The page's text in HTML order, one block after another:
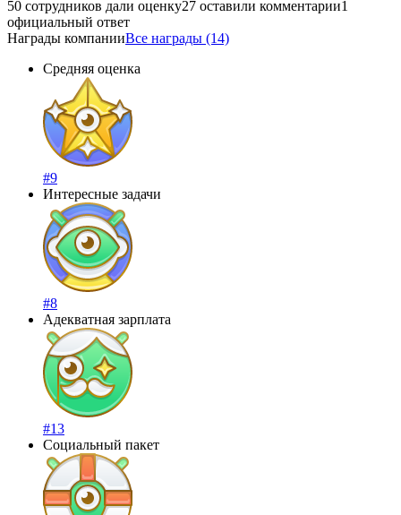
50 сотрудников дали оценку27 оставили комментарии1
официальный ответ
Награды компанииВсе награды (14)
Средняя оценка
#9
Интересные задачи
#8
Адекватная зарплата
#13
Социальный пакет